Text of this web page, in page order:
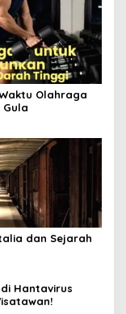
Olahraga
Gula
dan Sejarah
Hantavirus